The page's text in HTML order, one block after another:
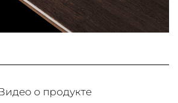
о продукте